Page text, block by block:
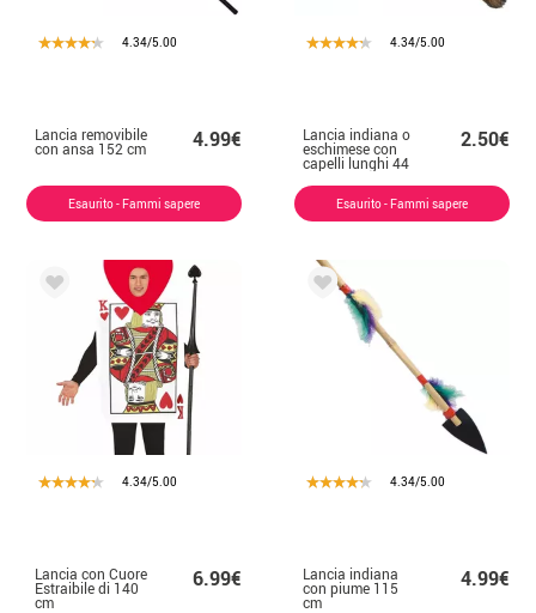
4.34/5.00
Lancia removibile
con ansa 152 cm 4.99€
Esaurito - Fammi sapere
4.34/5.00
Lancia indiana o
eschimese con
capelli lunghi 44
cm
2.50€
Esaurito - Fammi sapere
4.34/5.00
Lancia con Cuore
Estraibile di 140
cm
6.99€
4.34/5.00
Lancia indiana
con piume 115
cm
4.99€